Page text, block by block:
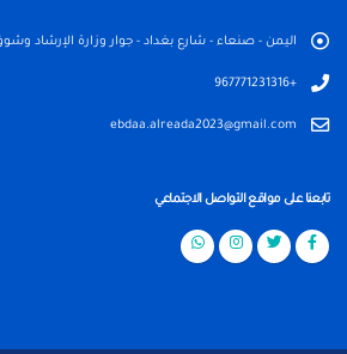
اليمن - صنعاء - شارع بغداد - جوار وزارة الإرشاد
+967771231316
ebdaa.alreada2023@gmail.com
تابعنا على مواقع التواصل الاجتماعي